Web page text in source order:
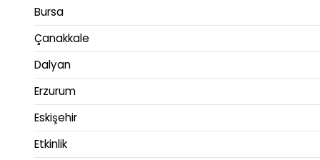
Bursa
Çanakkale
Dalyan
Erzurum
Eskişehir
Etkinlik